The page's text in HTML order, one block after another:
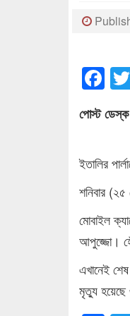
পোস্ট
ইতালির
শনিবার (২৫
মোবাইল
আপুজ্জো।
এখানেই
মৃত্যু হয়েছে